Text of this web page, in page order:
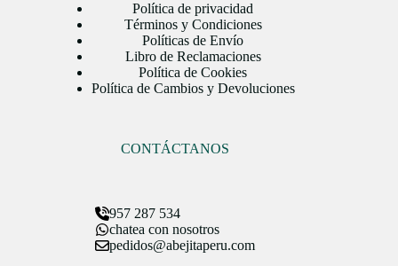
Política de privacidad
Términos y Condiciones
Políticas de Envío
Libro de Reclamaciones
Política de Cookies
Política de Cambios y Devoluciones
CONTÁCTANOS
957 287 534
chatea con nosotros
pedidos@abejitaperu.com